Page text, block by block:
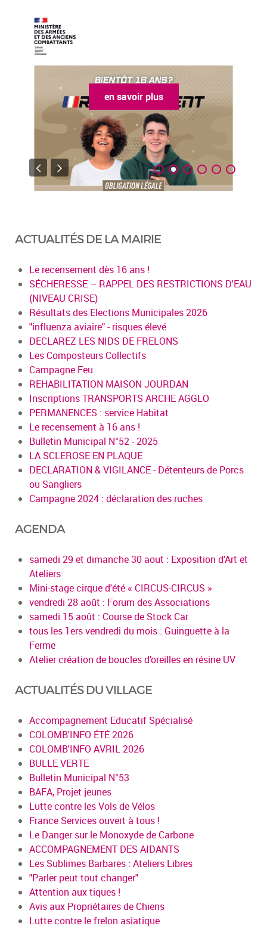
en savoir plus
ACTUALITÉS DE LA MAIRIE
Le recensement dès 16 ans !
SÉCHERESSE – RAPPEL DES RESTRICTIONS D'EAU
(NIVEAU CRISE)
Résultats des Elections Municipales 2026
"influenza aviaire" - risques élevé
DECLAREZ LES NIDS DE FRELONS
Les Composteurs Collectifs
Campagne Feu
REHABILITATION MAISON JOURDAN
Inscriptions TRANSPORTS ARCHE AGGLO
PERMANENCES : service Habitat
Le recensement à 16 ans !
Bulletin Municipal N°52 - 2025
LA SCLEROSE EN PLAQUE
DECLARATION & VIGILANCE - Détenteurs de Porcs
ou Sangliers
Campagne 2024 : déclaration des ruches
AGENDA
samedi 29 et dimanche 30 aout : Exposition d'Art et
Ateliers
Mini-stage cirque d'été « CIRCUS-CIRCUS »
vendredi 28 août : Forum des Associations
samedi 15 août : Course de Stock Car
tous les 1ers vendredi du mois : Guinguette à la
Ferme
Atelier création de boucles d’oreilles en résine UV
ACTUALITÉS DU VILLAGE
Accompagnement Educatif Spécialisé
COLOMB'INFO ÉTÉ 2026
COLOMB'INFO AVRIL 2026
BULLE VERTE
Bulletin Municipal N°53
BAFA, Projet jeunes
Lutte contre les Vols de Vélos
France Services ouvert à tous !
Le Danger sur le Monoxyde de Carbone
ACCOMPAGNEMENT DES AIDANTS
Les Sublimes Barbares : Ateliers Libres
"Parler peut tout changer"
Attention aux tiques !
Avis aux Propriétaires de Chiens
Lutte contre le frelon asiatique